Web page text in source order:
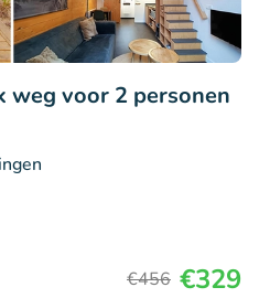
weg voor 2 personen
€456 €329